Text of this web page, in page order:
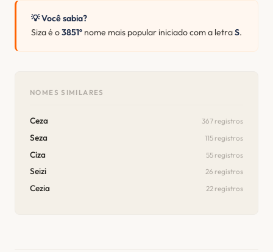
💡 Você sabia?
Siza é o3851º nome mais popular iniciado com a letraS.
NOMES SIMILARES
Ceza 367 registros
Seza 115 registros
Ciza 55 registros
Seizi 26 registros
Cezia 22 registros